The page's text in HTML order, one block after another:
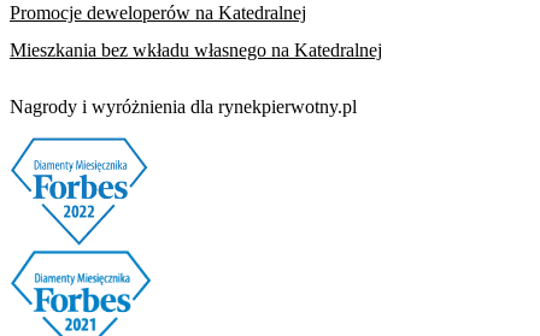
Promocje deweloperów na Katedralnej
Mieszkania bez wkładu własnego na Katedralnej
Nagrody i wyróżnienia dla rynekpierwotny.pl